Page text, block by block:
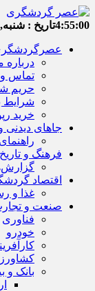
4:55:01تاریخ : شنبه, ۱۷ مرداد , ۱۴۰۵
تماس و
حریم
شرایط
خرید
جاهای
فرهنگ و
اقتصاد
غذا و
صنعت و
فناوری
خودرو
بانک و